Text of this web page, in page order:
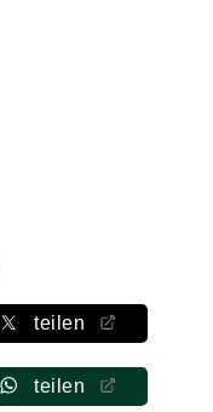
teilen
teilen